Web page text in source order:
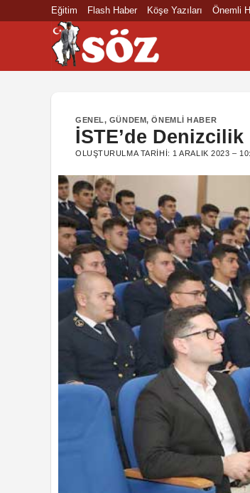
Eğitim Flash Haber Köşe Yazıları Önemli
GENEL, GÜNDEM,ÖNEMLI HABER
İSTE’de
OLUŞTURULMA TARIHI: 1 ARALIK 2023 –